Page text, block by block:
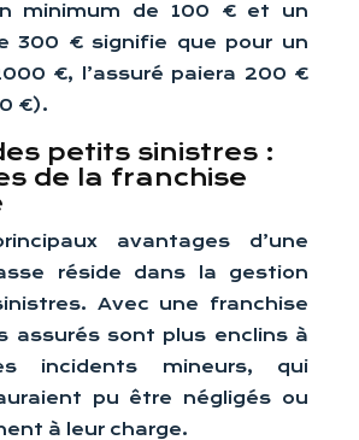
minimum de 100 € et un
300 € signifie que pour un
€, l’assuré paiera 200 €
€).
petits sinistres :
de la franchise
avantages d’une
réside dans la gestion
Avec une franchise
assurés sont plus enclins à
incidents mineurs, qui
pu être négligés ou
à leur charge.